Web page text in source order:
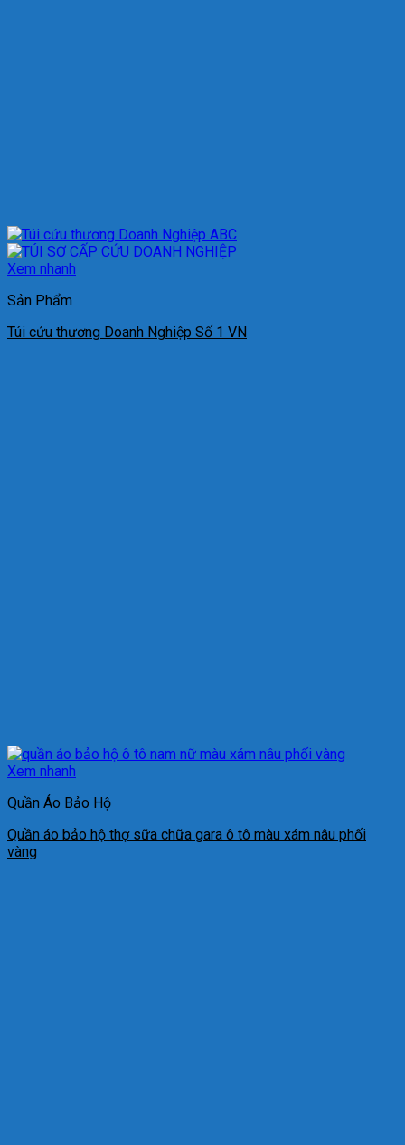
Xem nhanh
Sản Phẩm
Túi cứu thương Doanh Nghiệp Số 1 VN
Xem nhanh
Quần Áo Bảo Hộ
Quần áo bảo hộ thợ sữa chữa gara ô tô màu xám nâu phối
vàng